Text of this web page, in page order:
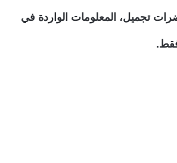
تجميل، المعلومات الواردة في
فقط.